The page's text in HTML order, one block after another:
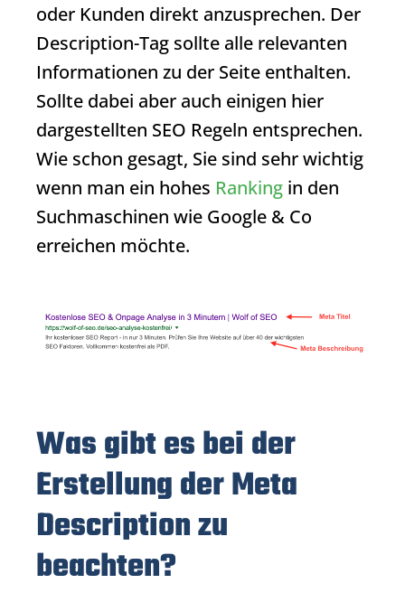
oder Kunden direkt anzusprechen. Der
Description-Tag sollte alle relevanten
Informationen zu der Seite enthalten.
Sollte dabei aber auch einigen hier
dargestellten SEO Regeln entsprechen.
Wie schon gesagt, Sie sind sehr wichtig
wenn man ein hohes Ranking in den
Suchmaschinen wie Google & Co
erreichen möchte.
Was gibt es bei der
Erstellung der Meta
Description zu
beachten?